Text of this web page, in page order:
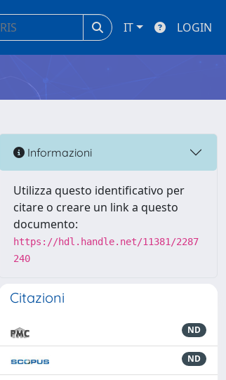
IT LOGIN
Informazioni
Utilizza questo identificativo per
citare o creare un link a questo
documento:
https://hdl.handle.net/11381/2287
240
Citazioni
ND
ND